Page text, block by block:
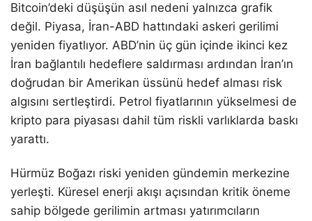
Bitcoin’deki düşüşün asıl nedeni yalnızca grafik
değil. Piyasa, İran-ABD hattındaki askeri gerilimi
yeniden fiyatlıyor. ABD’nin üç gün içinde ikinci kez
İran bağlantılı hedeflere saldırması ardından İran’ın
doğrudan bir Amerikan üssünü hedef alması risk
algısını sertleştirdi. Petrol fiyatlarının yükselmesi de
kripto para piyasası dahil tüm riskli varlıklarda baskı
yarattı.
Hürmüz Boğazı riski yeniden gündemin merkezine
yerleşti. Küresel enerji akışı açısından kritik öneme
sahip bölgede gerilimin artması yatırımcıların